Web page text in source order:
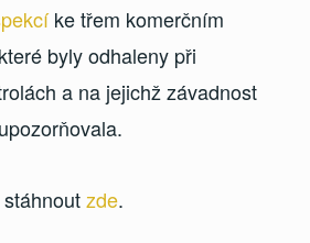
ke třem komerčním
byly odhaleny při
a na jejichž závadnost
stáhnoutzde.